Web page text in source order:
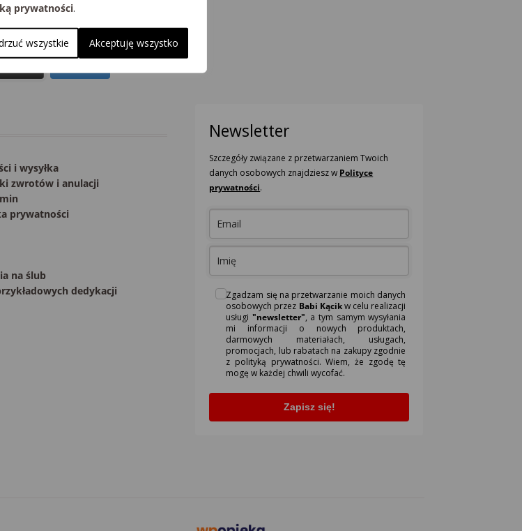
prywatności.
wszystkie Akceptuję wszystko
i wysyłka
zwrotów i anulacji
prywatności
na ślub
dedykacji
Newsletter
Szczegóły związane z przetwarzaniem Twoich
danych osobowych znajdziesz w Polityce
prywatności.
Zgadzam się na przetwarzanie moich danych
osobowych przez Babi Kącikw celu realizacji
usługi "newsletter", a tym samym wysyłania
mi informacji o nowych produktach,
darmowych materiałach, usługach,
promocjach, lub rabatach na zakupy zgodnie
z polityką prywatności. Wiem, że zgodę tę
mogę w każdej chwili wycofać.
Zapisz się!